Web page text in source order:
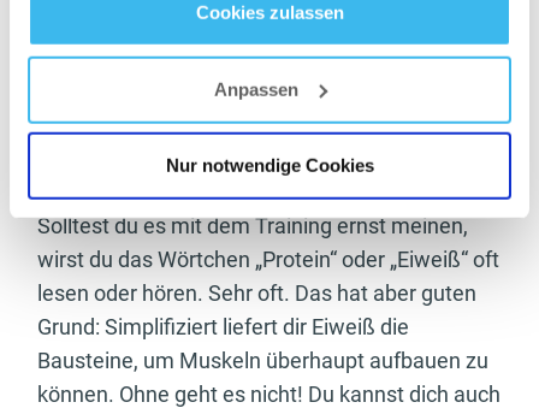
Datenschutz- undCookie-Richtlinien
Cookies zulassen
Anpassen
Nur notwendige Cookies
weil Sie entweder zu wenig oder zu viel essen
(Je nachdem, ob du zu- oder abnehmen
möchtest). Leider funktioniert das eine nicht
ohne das andere, sie gehen quasi Hand in Hand.
#5 – Iss genügend Eiweiß
Solltest du es mit dem Training ernst meinen,
wirst du das Wörtchen „Protein“ oder „Eiweiß“ oft
lesen oder hören. Sehr oft. Das hat aber guten
Grund: Simplifiziert liefert dir Eiweiß die
Bausteine, um Muskeln überhaupt aufbauen zu
können. Ohne geht es nicht! Du kannst dich auch